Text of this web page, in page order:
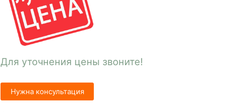
Для уточнения цены звоните!
Нужна консультация